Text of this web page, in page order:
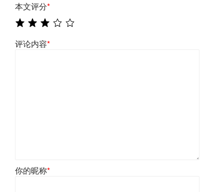
本文评分*
评论内容*
你的昵称*